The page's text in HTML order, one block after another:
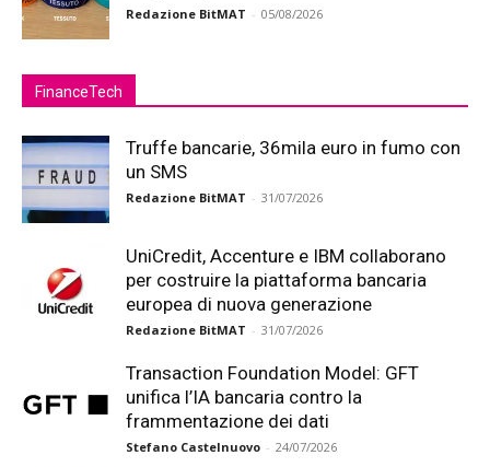
Redazione BitMAT - 05/08/2026
FinanceTech
Truffe bancarie, 36mila euro in fumo con
un SMS
Redazione BitMAT - 31/07/2026
UniCredit, Accenture e IBM collaborano
per costruire la piattaforma bancaria
europea di nuova generazione
Redazione BitMAT - 31/07/2026
Transaction Foundation Model: GFT
unifica l’IA bancaria contro la
frammentazione dei dati
Stefano Castelnuovo - 24/07/2026